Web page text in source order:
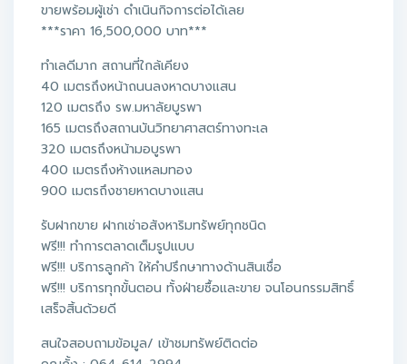
ขายพร้อมผู้เช่า ดำเนินกิจการต่อได้เลย
***ราคา 16,500,000 บาท***
ทำเลดีมาก สถานที่ใกล้เคียง
40 เมตรถึงหน้าถนนลงหาดบางแสน
120 เมตรถึง รพ.มหาลัยบูรพา
165 เมตรถึงสถานบันวิทยาศาสตร์ทางทะเล
320 เมตรถึงหน้ามอบูรพา
400 เมตรถึงห้างแหลมทอง
900 เมตรถึงชายหาดบางแสน
รับฝากขาย ฝากเช่าอสังหาริมทรัพย์ทุกชนิด
ฟรี!!! ทำการตลาดเต็มรูปแบบ
ฟรี!!! บริการลูกค้า ให้คำปรึกษาทางด้านสินเชื่อ
ฟรี!!! บริการทุกขั้นตอน ทั้งฝ่ายซื้อและขาย จนโอนกรรมสิทธิ์
เสร็จสิ้นด้วยดี
สนใจสอบถามข้อมูล/ เข้าชมทรัพย์ติดต่อ